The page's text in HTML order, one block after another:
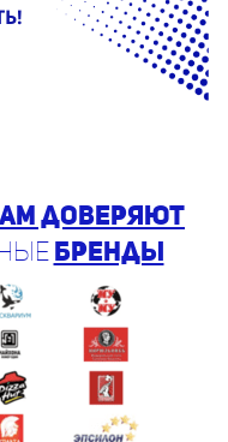
доверяют
бренды